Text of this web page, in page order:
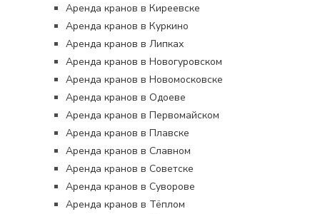
Аренда кранов в Киреевске
Аренда кранов в Куркино
Аренда кранов в Липках
Аренда кранов в Новогуровском
Аренда кранов в Новомосковске
Аренда кранов в Одоеве
Аренда кранов в Первомайском
Аренда кранов в Плавске
Аренда кранов в Славном
Аренда кранов в Советске
Аренда кранов в Суворове
Аренда кранов в Тёплом